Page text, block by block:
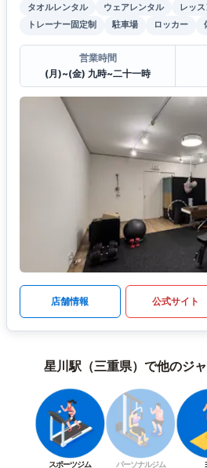
タオルレンタル ウェアレンタル レッ
トレーナー固定制
駐車場 ロッカー
営業時間
(月)~(金) 九時~二十一時
店舗情報 公式サイト
星川駅（三重県）で他のジ
スポーツジム パーソナルジム